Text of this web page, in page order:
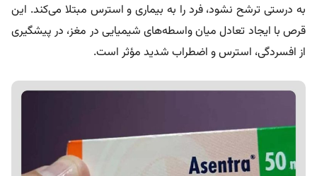
به درستی ترشح نشود، فرد را به بیماری و استرس مبتلا می‌کند. این
قرص با ایجاد تعادل میان واسطه‌های شیمیایی در مغز، در پیشگیری
از افسردگی، استرس و اضطراب شدید مؤثر است.